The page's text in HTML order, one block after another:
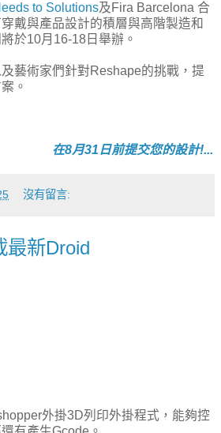
to Solutions及Fira Barcelona 合
戴與產品設計的積層與高階製造和
於10月16-18日舉辦。
藝術家們針對Reshape的挑戰，提
。
在8月31日前提交您的設計!...
沒有留言:
最新Droid
外掛3D列印外掛程式，能夠控